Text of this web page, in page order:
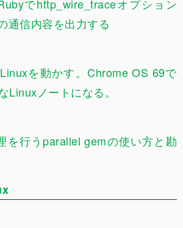
でhttp_wire_traceオプション
通信内容を出力する
を動かす。Chrome OS 69で
Linuxノートになる。
を行うparallel gemの使い方と勘